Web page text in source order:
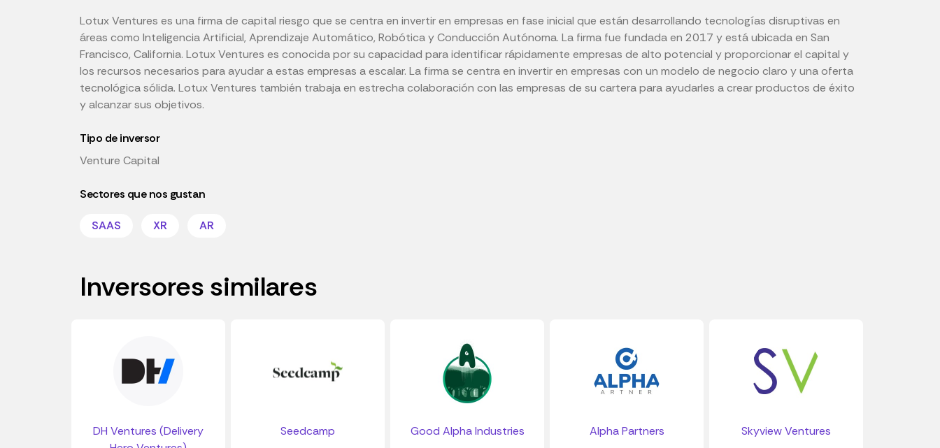
Lotux Ventures es una firma de capital riesgo que se centra en invertir en empresas en fase inicial que están desarrollando tecnologías disruptivas en
áreas como Inteligencia Artificial, Aprendizaje Automático, Robótica y Conducción Autónoma. La firma fue fundada en 2017 y está ubicada en San
Francisco, California. Lotux Ventures es conocida por su capacidad para identificar rápidamente empresas de alto potencial y proporcionar el capital y
los recursos necesarios para ayudar a estas empresas a escalar. La firma se centra en invertir en empresas con un modelo de negocio claro y una oferta
tecnológica sólida. Lotux Ventures también trabaja en estrecha colaboración con las empresas de su cartera para ayudarles a crear productos de éxito
y alcanzar sus objetivos.
Tipo de inversor
Venture Capital
Sectores que nos gustan
SAAS XR AR
Inversores similares
DH Ventures (Delivery
Seedcamp Good Alpha Industries Alpha Partners Skyview Ventures